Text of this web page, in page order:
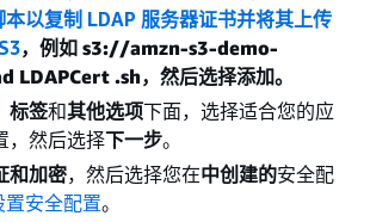
以复制 LDAP 服务器证书并将其上传
，例如 s3://amzn-s3-demo-
LDAPCert .sh，然后选择添加。
标签和其他选项下面，选择适合您的应
，然后选择下一步。
和加密，然后选择您在中创建的安全配
置安全配置。